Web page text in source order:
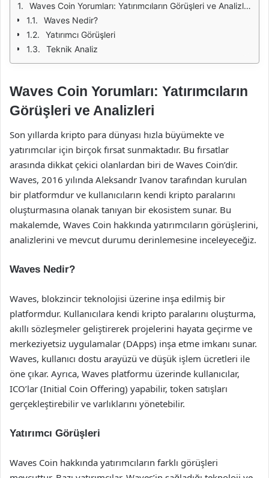
Waves Coin Yorumları: Yatırımcıların Görüşleri ve Analizleri
Waves Nedir?
Yatırımcı Görüşleri
Teknik Analiz
Waves Coin Yorumları: Yatırımcıların
Görüşleri ve Analizleri
Son yıllarda kripto para dünyası hızla büyümekte ve
yatırımcılar için birçok fırsat sunmaktadır. Bu fırsatlar
arasında dikkat çekici olanlardan biri de Waves Coin’dir.
Waves, 2016 yılında Aleksandr Ivanov tarafından kurulan
bir platformdur ve kullanıcıların kendi kripto paralarını
oluşturmasına olanak tanıyan bir ekosistem sunar. Bu
makalemde, Waves Coin hakkında yatırımcıların görüşlerini,
analizlerini ve mevcut durumu derinlemesine inceleyeceğiz.
Waves Nedir?
Waves, blokzincir teknolojisi üzerine inşa edilmiş bir
platformdur. Kullanıcılara kendi kripto paralarını oluşturma,
akıllı sözleşmeler geliştirerek projelerini hayata geçirme ve
merkeziyetsiz uygulamalar (DApps) inşa etme imkanı sunar.
Waves, kullanıcı dostu arayüzü ve düşük işlem ücretleri ile
öne çıkar. Ayrıca, Waves platformu üzerinde kullanıcılar,
ICO’lar (Initial Coin Offering) yapabilir, token satışları
gerçekleştirebilir ve varlıklarını yönetebilir.
Yatırımcı Görüşleri
Waves Coin hakkında yatırımcıların farklı görüşleri